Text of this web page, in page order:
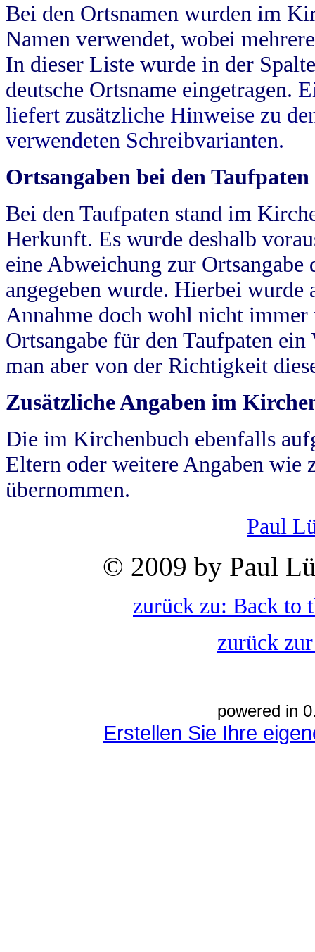
Bei den Ortsnamen wurden im
Namen verwendet, wobei
In dieser Liste wurde in der
deutsche Ortsname eingetragen.
liefert zusätzliche Hinweise zu
verwendeten Schreibvarianten.
Ortsangaben bei den Taufpaten
Bei den Taufpaten stand im
Herkunft. Es wurde deshalb
eine Abweichung zur
angegeben wurde. Hierbei wurde
Annahme doch wohl nicht
Ortsangabe für den Taufpaten
man aber von der Richtigkeit
Zusätzliche Angaben im
Die im Kirchenbuch ebenfalls
Eltern oder weitere Angaben wie
übernommen.
Paul
© 2009 by Paul
zurück zu: Back to
zurück
powered in
Erstellen Sie Ihre